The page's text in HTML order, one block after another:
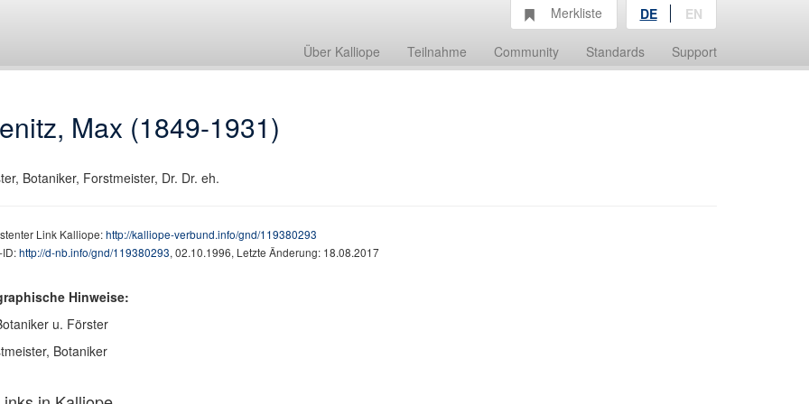
Über Kalliope Teilnahme Community Standards Support
Merkliste DE EN
Max (1849-1931)
Botaniker, Forstmeister, Dr. Dr. eh.
Link Kalliope:http://kalliope-verbund.info/gnd/119380293
http://d-nb.info/gnd/119380293, 02.10.1996, Letzte Änderung: 18.08.2017
Hinweise:
u. Förster
Botaniker